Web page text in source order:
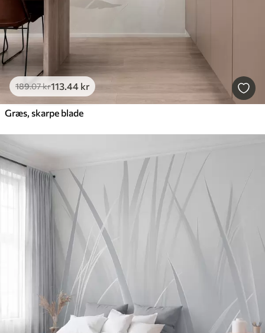
189.07kr113.44 kr
Græs, skarpe blade